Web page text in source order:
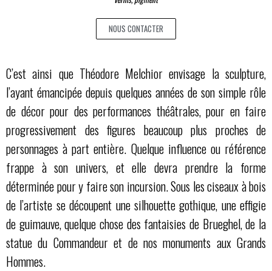
NOUS CONTACTER
C’est ainsi que Théodore Melchior envisage la sculpture,
l’ayant émancipée depuis quelques années de son simple rôle
de décor pour des performances théâtrales, pour en faire
progressivement des figures beaucoup plus proches de
personnages à part entière. Quelque influence ou référence
frappe à son univers, et elle devra prendre la forme
déterminée pour y faire son incursion. Sous les ciseaux à bois
de l’artiste se découpent une silhouette gothique, une effigie
de guimauve, quelque chose des fantaisies de Brueghel, de la
statue du Commandeur et de nos monuments aux Grands
Hommes.